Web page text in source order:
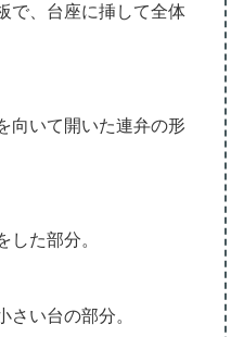
で、台座に挿して全体
向いて開いた連弁の形
した部分。
さい台の部分。